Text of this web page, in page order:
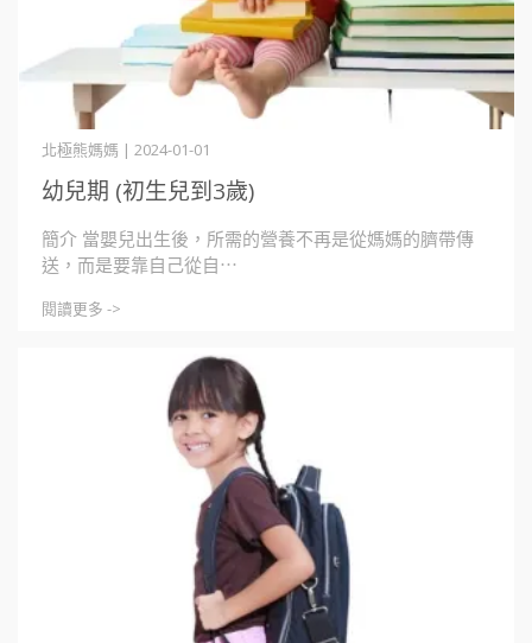
幼兒期 (初生兒到3歲)
北極熊媽媽 | 2024-01-01
簡介 當嬰兒出生後，所需的營養不再是從媽媽的臍帶傳
送，而是要靠自己從自⋯
閱讀更多 ->